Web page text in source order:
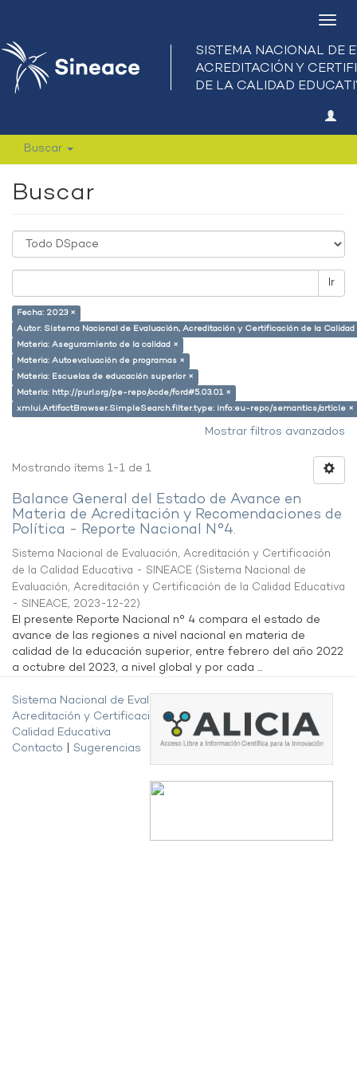
Buscar
Buscar
Ir
Fecha: 2023 ×
Autor: Sistema Nacional de Evaluación, Acreditación y Certificación de la
Materia: Aseguramiento de la calidad ×
Materia: Autoevaluación de programas ×
Materia: Escuelas de educación superior ×
Materia: http://purl.org/pe-repo/ocde/ford#5.03.01 ×
xmlui.ArtifactBrowser.SimpleSearch.filter.type: info:eu-repo/semantics/article ×
Mostrar filtros avanzados
Mostrando ítems 1-1 de 1
Balance General del Estado de Avance en
Materia de Acreditación y Recomendaciones de
Política - Reporte Nacional N°4.
Sistema Nacional de Evaluación, Acreditación y Certificación
de la Calidad Educativa - SINEACE (Sistema Nacional de
Evaluación, Acreditación y Certificación de la Calidad Educativa
- SINEACE, 2023-12-22)
El presente Reporte Nacional n° 4 compara el estado de
avance de las regiones a nivel nacional en materia de
calidad de la educación superior, entre febrero del año 2022
a octubre del 2023, a nivel global y por cada ...
Sistema Nacional de Evaluación,
Acreditación y Certificación de la
Calidad Educativa
Contacto
Sugerencias